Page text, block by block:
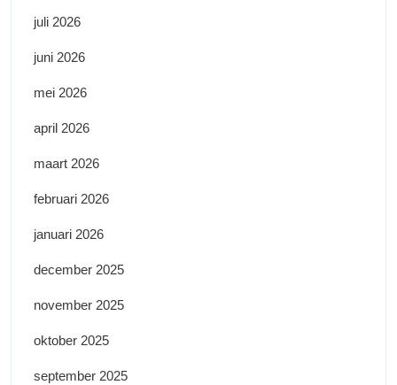
juli 2026
juni 2026
mei 2026
april 2026
maart 2026
februari 2026
januari 2026
december 2025
november 2025
oktober 2025
september 2025